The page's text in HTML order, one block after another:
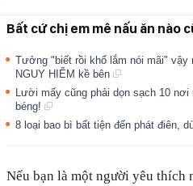
Bất cứ chị em mê nấu ăn nào
Tưởng "biết rồi khổ lắm nói mãi"
NGUY HIỂM kề bên
Lười mấy cũng phải dọn sạch 10
béng!
8 loại bao bì bất tiện đến phát điên,
Nếu bạn là một người yêu thích